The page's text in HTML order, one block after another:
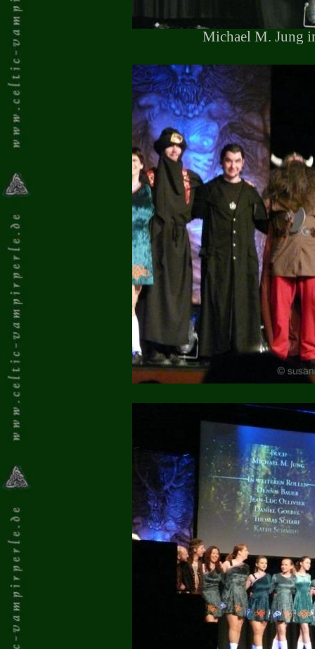
Michael M. Jung